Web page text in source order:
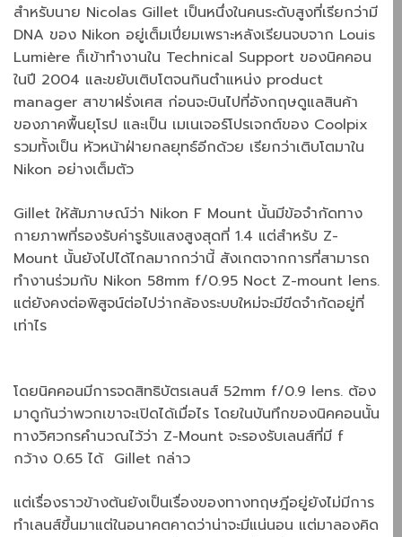
สำหรับนาย Nicolas Gillet เป็นหนึ่งในคนระดับสูงที่เรียกว่ามี
DNA ของ Nikon อยู่เต็มเปี่ยมเพราะหลังเรียนจบจาก Louis
Lumière ก็เข้าทำงานใน Technical Support ของนิคคอน
ในปี 2004 และขยับเติบโตจนกินตำแหน่ง product
manager สาขาฝรั่งเศส ก่อนจะบินไปที่อังกฤษดูแลสินค้า
ของภาคพื้นยุโรป และเป็น เมเนเจอร์โปรเจกต์ของ Coolpix
รวมทั้งเป็น หัวหน้าฝ่ายกลยุทธ์อีกด้วย เรียกว่าเติบโตมาใน
Nikon อย่างเต็มตัว
Gillet ให้สัมภาษณ์ว่า Nikon F Mount นั้นมีข้อจำกัดทาง
กายภาพที่รองรับค่ารูรับแสงสูงสุดที่ 1.4 แต่สำหรับ Z-
Mount นั้นยังไปได้ไกลมากกว่านี้ สังเกตจากการที่สามารถ
ทำงานร่วมกับ Nikon 58mm f/0.95 Noct Z-mount lens.
แต่ยังคงต่อพิสูจน์ต่อไปว่ากล้องระบบใหม่จะมีขีดจำกัดอยู่ที่
เท่าไร
โดยนิคคอนมีการจดสิทธิบัตรเลนส์ 52mm f/0.9 lens. ต้อง
มาดูกันว่าพวกเขาจะเปิดได้เมื่อไร โดยในบันทึกของนิคคอนนั้น
ทางวิศวกรคำนวณไว้ว่า Z-Mount จะรองรับเลนส์ที่มี f
กว้าง 0.65 ได้ Gillet กล่าว
แต่เรื่องราวข้างต้นยังเป็นเรื่องของทางทฤษฎีอยู่ยังไม่มีการ
ทำเลนส์ขึ้นมาแต่ในอนาคตคาดว่าน่าจะมีแน่นอน แต่มาลองคิด